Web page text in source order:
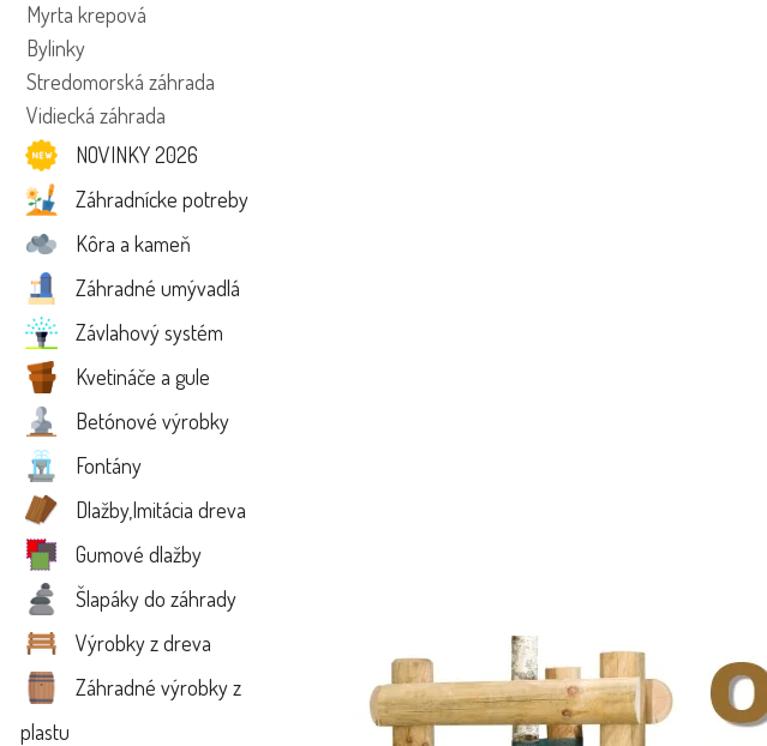
Myrta krepová
Bylinky
Stredomorská záhrada
Vidiecká záhrada
NOVINKY 2026
Záhradnícke potreby
Kôra a kameň
Záhradné umývadlá
Závlahový systém
Kvetináče a gule
Betónové výrobky
Fontány
Dlažby,Imitácia dreva
Gumové dlažby
Šlapáky do záhrady
Výrobky z dreva
Záhradné výrobky z
plastu